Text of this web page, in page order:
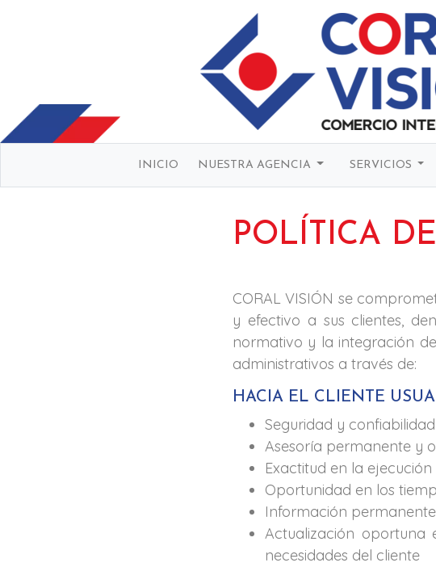
INICIO NUESTRA AGENCIA SERVICIOS
POLÍTICA
CORAL VISIÓN se
y efectivo a sus clientes,
normativo y la integración
administrativos a través de:
HACIA EL CLIENTE
Seguridad y
Asesoría permanente y
Exactitud en la
Oportunidad en los
Información permanente
Actualización oportuna
necesidades del cliente